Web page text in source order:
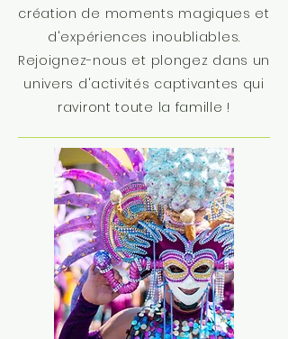
création de moments magiques et
d'expériences inoubliables.
Rejoignez-nous et plongez dans un
univers d'activités captivantes qui
raviront toute la famille !